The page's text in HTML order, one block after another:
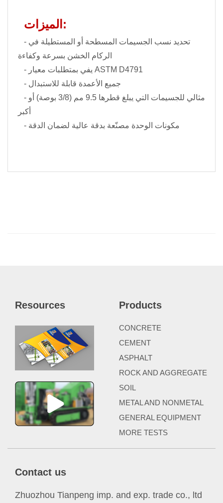
الميزات:
- تحديد نسب الجسيمات المسطحة أو المستطيلة في
الركام الخشن بسرعة وكفاءة
- يفي بمتطلبات معيار ASTM D4791
- جميع الأعمدة قابلة للاستبدال
- مثالي للجسيمات التي يبلغ قطرها 9.5 مم (3/8 بوصة) أو
أكبر
- مكونات الوحدة مصنّعة بدقة عالية لضمان الدقة
Resources Products
CONCRETE
CEMENT
ASPHALT
ROCK AND AGGREGATE
SOIL
METAL AND NONMETAL
GENERAL EQUIPMENT
MORE TESTS
Contact us
Zhuozhou Tianpeng imp. and exp. trade co., ltd